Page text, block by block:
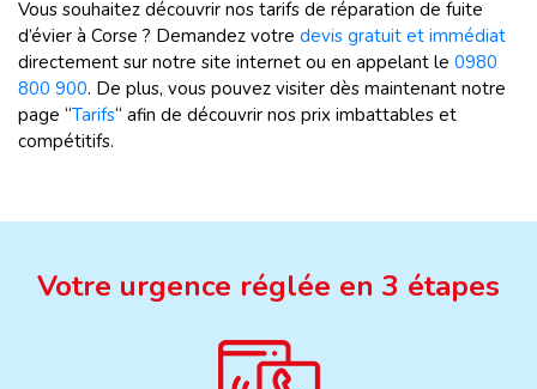
Vous souhaitez découvrir nos tarifs de réparation de fuite
d’évier à Corse ? Demandez votre devis gratuit et immédiat
directement sur notre site internet ou en appelant le 0980
800 900. De plus, vous pouvez visiter dès maintenant notre
page “Tarifs“ afin de découvrir nos prix imbattables et
compétitifs.
Votre urgence réglée en 3 étapes